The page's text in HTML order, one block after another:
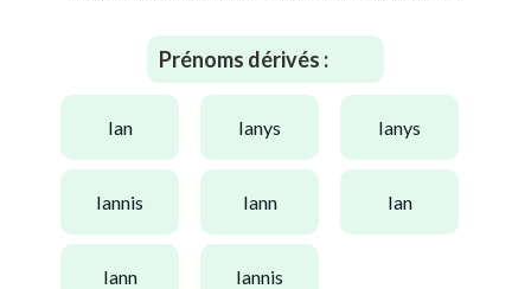
Prénoms dérivés :
ian ianys ianys
iannis iann ian
iann iannis